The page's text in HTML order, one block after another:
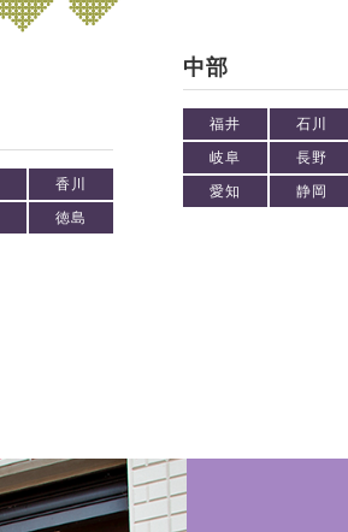
中部
福井 石川
岐阜
長野
愛知
静岡
香川
徳島